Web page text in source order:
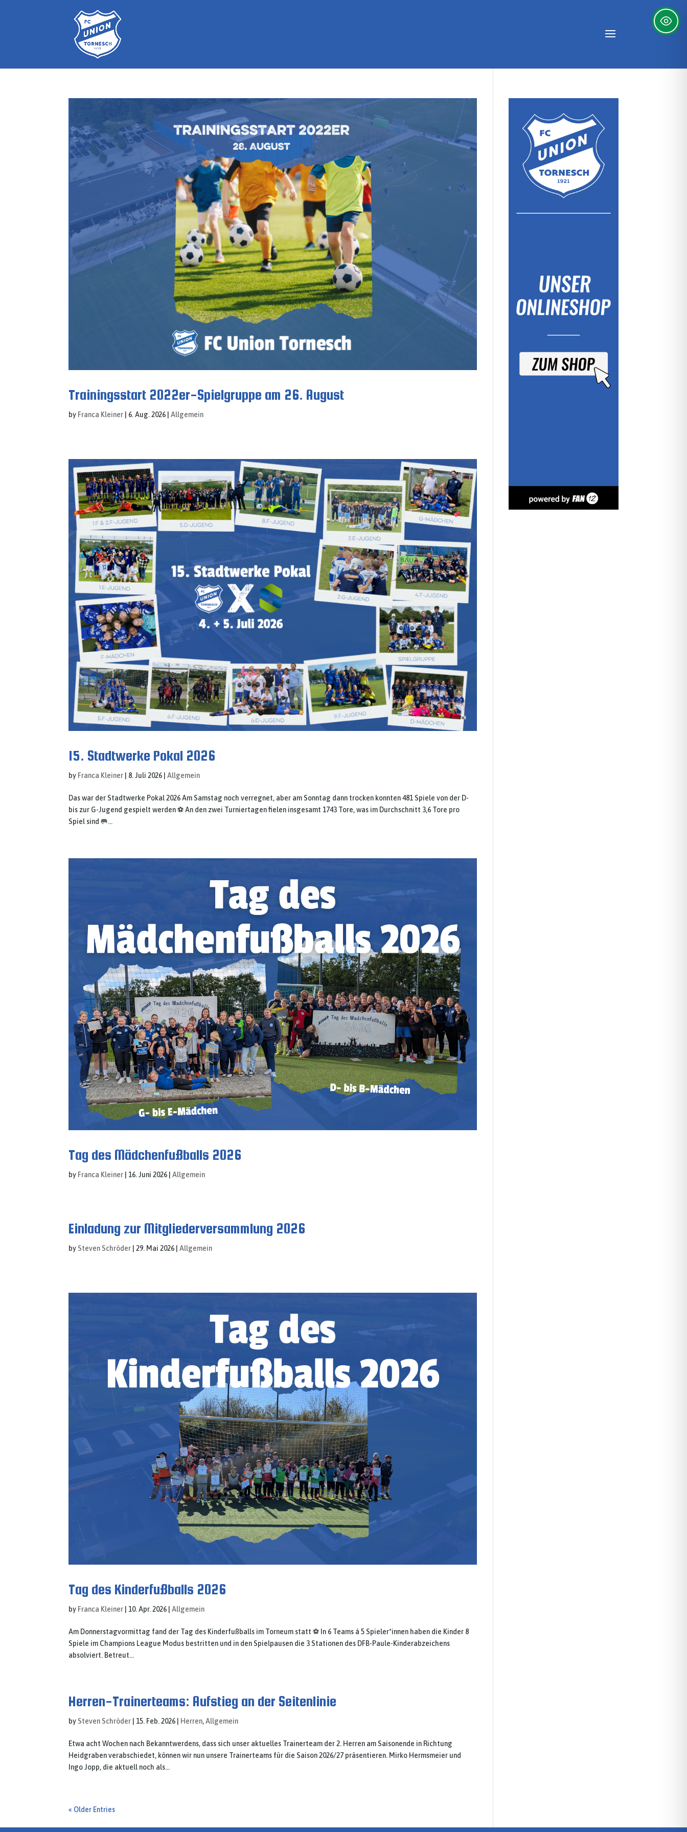
Trainingsstart 2022er-Spielgruppe am 26. August
by Franca Kleiner 6. Aug. 2026 |Allgemein
15. Stadtwerke Pokal 2026
by Franca Kleiner 8. Juli 2026 |Allgemein
Das war der Stadtwerke Pokal 2026 Am Samstag noch verregnet, aber am Sonntag dann trocken konnten 481 Spiele von der D-
bis zur G-Jugend gespielt werden ⚽ An den zwei Turniertagen fielen insgesamt 1743 Tore, was im Durchschnitt 3,6 Tore pro
Spiel sind 🥅...
Tag des Mädchenfußballs 2026
by Franca Kleiner 16. Juni 2026 |Allgemein
Einladung zur Mitgliederversammlung 2026
by Steven Schröder |29. Mai 2026 |Allgemein
Tag des Kinderfußballs 2026
by Franca Kleiner 10. Apr. 2026 |Allgemein
Am Donnerstagvormittag fand der Tag des Kinderfußballs im Torneum statt ⚽ In 6 Teams á 5 Spieler*innen haben die Kinder 8
Spiele im Champions League Modus bestritten und in den Spielpausen die 3 Stationen des DFB-Paule-Kinderabzeichens
absolviert. Betreut...
Herren-Trainerteams: Aufstieg an der Seitenlinie
by Steven Schröder 15. Feb. 2026 Herren,Allgemein
Etwa acht Wochen nach Bekanntwerdens, dass sich unser aktuelles Trainerteam der 2. Herren am Saisonende in Richtung
Heidgraben verabschiedet, können wir nun unsere Trainerteams für die Saison 2026/27 präsentieren. Mirko Hermsmeier und
Ingo Jopp, die aktuell noch als...
« Older Entries